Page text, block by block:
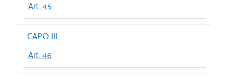
Art. 45
CAPO III
Art. 46